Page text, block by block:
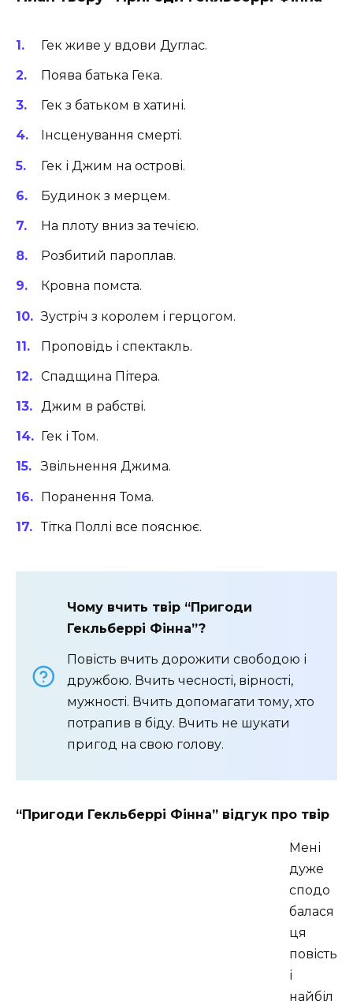
Гек живе у вдови Дуглас.
Поява батька Гека.
Гек з батьком в хатині.
Інсценування смерті.
Гек і Джим на острові.
Будинок з мерцем.
На плоту вниз за течією.
Розбитий пароплав.
Кровна помста.
Зустріч з королем і герцогом.
Проповідь і спектакль.
Спадщина Пітера.
Джим в рабстві.
Гек і Том.
Звільнення Джима.
Поранення Тома.
Тітка Поллі все пояснює.
Чому вчить твір “Пригоди
Гекльберрі Фінна”?
Повість вчить дорожити свободою і
дружбою. Вчить чесності, вірності,
мужності. Вчить допомагати тому, хто
потрапив в біду. Вчить не шукати
пригод на свою голову.
“Пригоди Гекльберрі Фінна” відгук про твір
Мені
дуже
сподо
балася
ця
повість
і
найбіл